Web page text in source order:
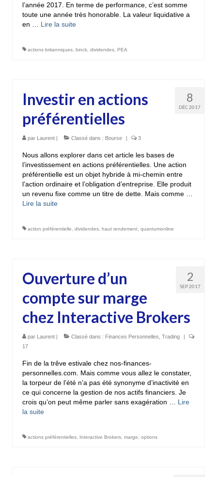
l’année 2017. En terme de performance, c’est somme
toute une année très honorable. La valeur liquidative a
en … Lire la suite­­
actions britanniques binck dividendes PEA
8
DÉC 2017
Investir en actions
préférentielles
par Laurent | Classé dans : Bourse | 3
Nous allons explorer dans cet article les bases de
l’investissement en actions préférentielles. Une action
préférentielle est un objet hybride à mi-chemin entre
l’action ordinaire et l’obligation d’entreprise. Elle produit
un revenu fixe comme un titre de dette. Mais comme …
Lire la suite­­
action préférentielle dividendes haut rendement quantumonline
2
SEP 2017
Ouverture d’un
compte sur marge
chez Interactive Brokers
par Laurent | Classé dans : Finances Personnelles Trading
|
17
Fin de la trêve estivale chez nos-finances-
personnelles.com. Mais comme vous allez le constater,
la torpeur de l’été n’a pas été synonyme d’inactivité en
ce qui concerne la gestion de nos actifs financiers. Je
crois qu’on peut même parler sans exagération … Lire
la suite­­
actions préférentielles Interactive Brokers marge options